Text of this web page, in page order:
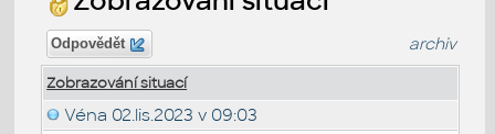
Odpovědět archiv
Zobrazování situací
Véna 02.lis.2023 v 09:03